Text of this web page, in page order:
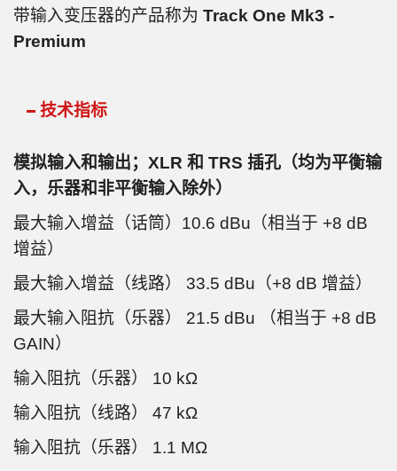
带输入变压器的产品称为 Track One Mk3 -
Premium
技术指标
模拟输入和输出；XLR 和 TRS 插孔（均为平衡输
入，乐器和非平衡输入除外）
最大输入增益（话筒）10.6 dBu（相当于 +8 dB
增益）
最大输入增益（线路） 33.5 dBu（+8 dB 增益）
最大输入阻抗（乐器） 21.5 dBu （相当于 +8 dB
GAIN）
输入阻抗（乐器） 10 kΩ
输入阻抗（线路） 47 kΩ
输入阻抗（乐器） 1.1 MΩ